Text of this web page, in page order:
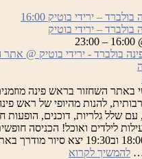
בולברד
–
ירידי
בוטיק
בולברד – ירידי בוטיק 16:00
בולברד – ירידי בוטיק
באתר השחזור בראש פינה
להנות מהיופי של ראש
שלל גלריות, דוכנים, הופעות
לילדים ואוכל! הכניסה
בשעות 18:00 וב19:30 יצא סיור מודרך
… להמשיך לקרוא